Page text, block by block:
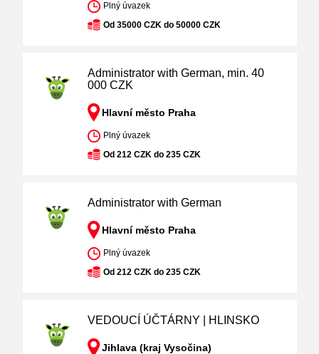
Plný úvazek
Od 35000 CZK do 50000 CZK
Administrator with German, min. 40
000 CZK
Hlavní město Praha
Plný úvazek
Od 212 CZK do 235 CZK
Administrator with German
Hlavní město Praha
Plný úvazek
Od 212 CZK do 235 CZK
VEDOUCÍ ÚČTÁRNY | HLINSKO
Jihlava (kraj Vysočina)